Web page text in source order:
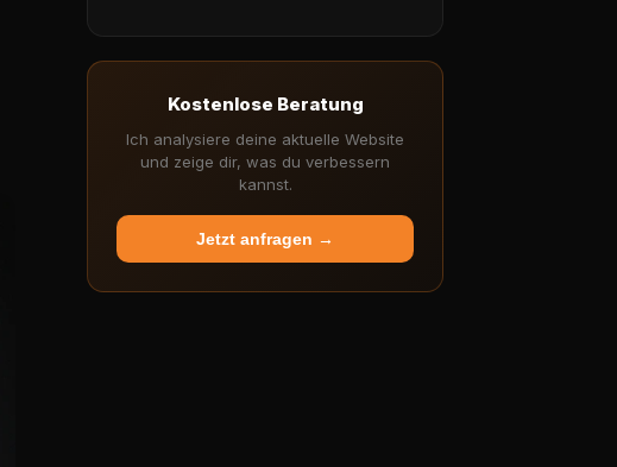
Kostenlose Beratung
Ich analysiere deine aktuelle Website
und zeige dir, was du verbessern
kannst.
Jetzt anfragen →